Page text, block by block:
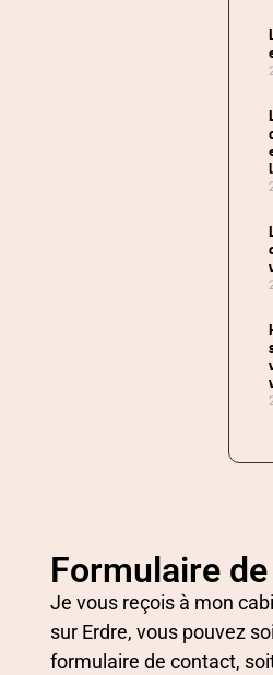
Formulaire
Je vous reçois à mon
sur Erdre, vous pouvez
formulaire de contact,